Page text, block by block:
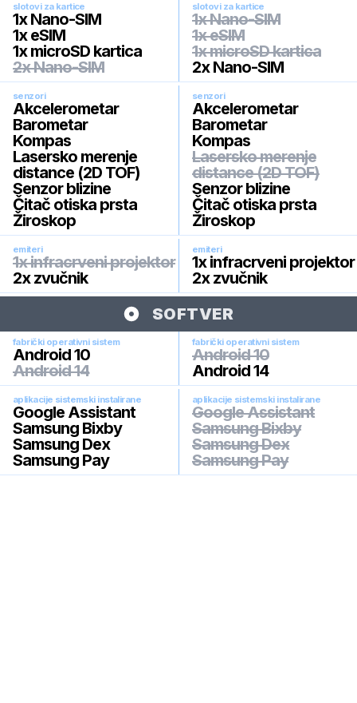
slotovi za kartice
1x Nano-SIM
1x eSIM
1x microSD kartica
2x Nano-SIM
slotovi za kartice
1x Nano-SIM
1x eSIM
1x microSD kartica
2x Nano-SIM
senzori
Akcelerometar
Barometar
Kompas
Lasersko merenje
distance (2D TOF)
Senzor blizine
Čitač otiska prsta
Žiroskop
senzori
Akcelerometar
Barometar
Kompas
Lasersko merenje
distance (2D TOF)
Senzor blizine
Čitač otiska prsta
Žiroskop
emiteri
1x infracrveni projektor
2x zvučnik
emiteri
1x infracrveni projektor
2x zvučnik
SOFTVER
fabrički operativni sistem
Android 10
Android 14
fabrički operativni sistem
Android 10
Android 14
aplikacije sistemski instalirane
Google Assistant
Samsung Bixby
Samsung Dex
Samsung Pay
aplikacije sistemski instalirane
Google Assistant
Samsung Bixby
Samsung Dex
Samsung Pay